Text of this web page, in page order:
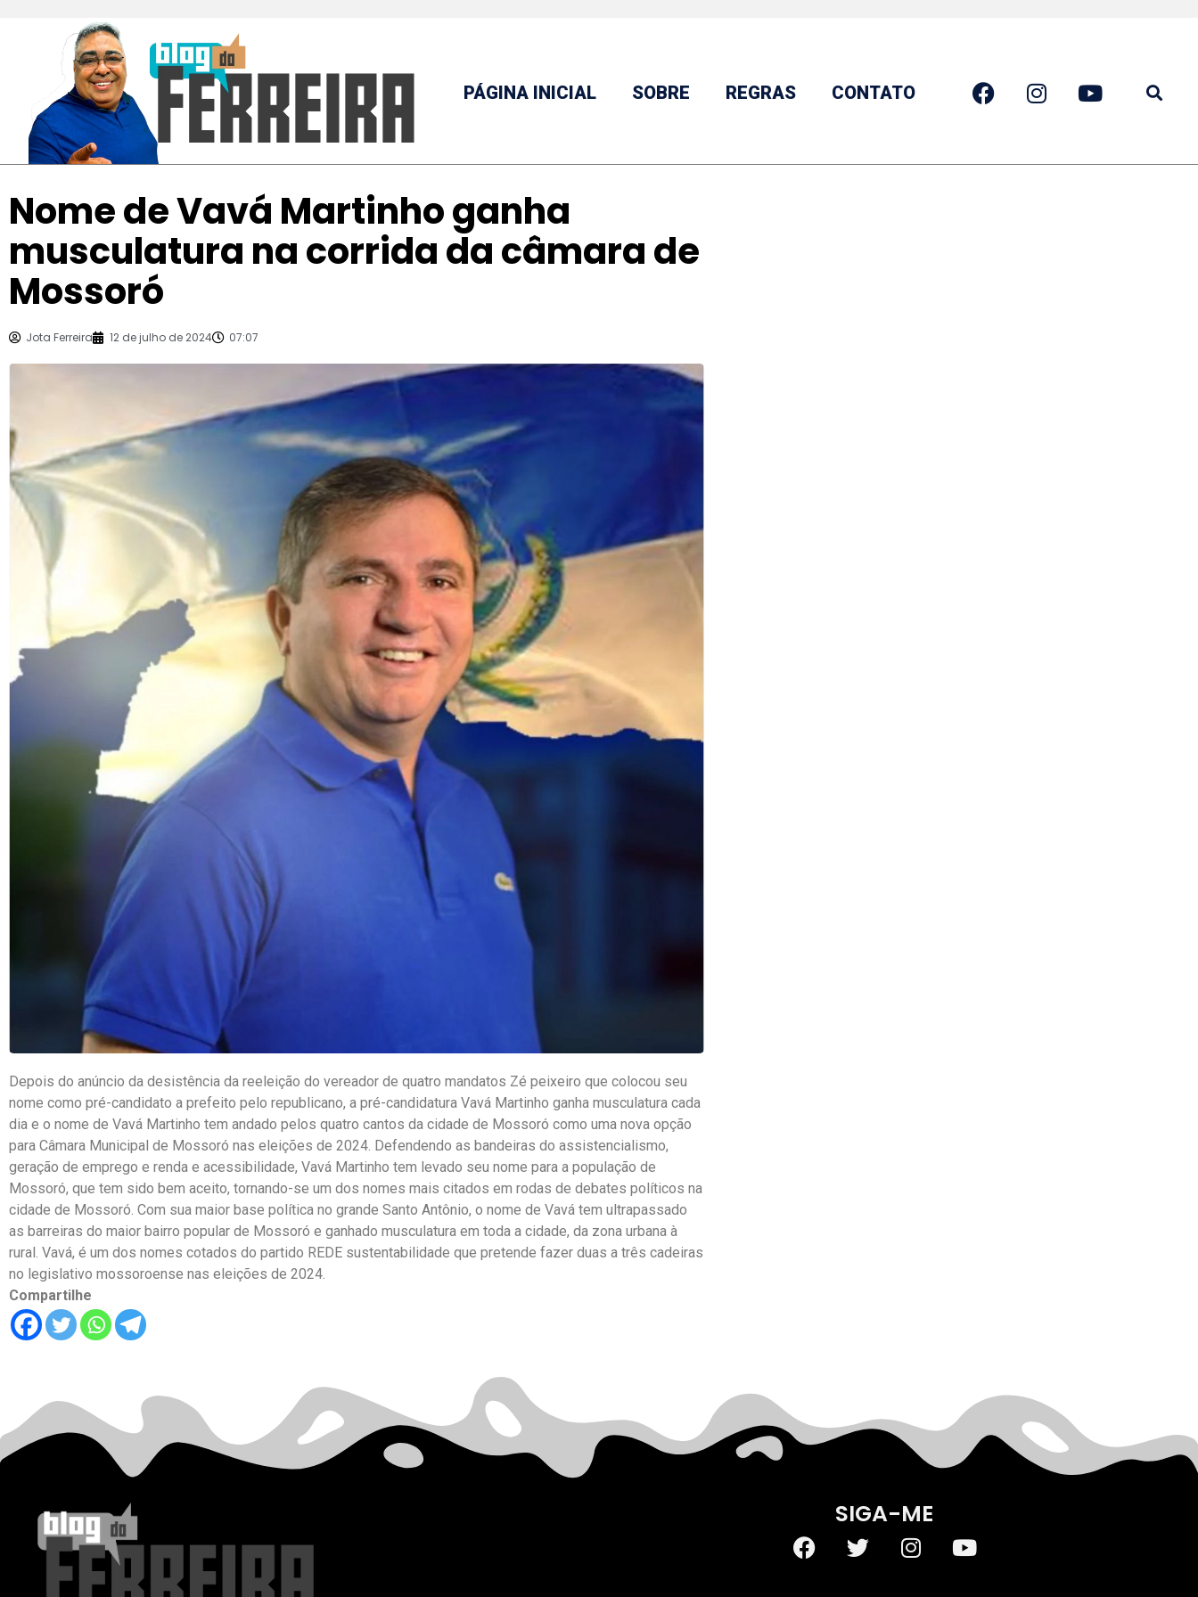
PÁGINA INICIAL SOBRE REGRAS CONTATO
Nome de Vavá Martinho ganha
musculatura na corrida da câmara de
Mossoró
Jota Ferreira 12 de julho de 2024 07:07
Depois do anúncio da desistência da reeleição do vereador de quatro mandatos Zé peixeiro que colocou seu
nome como pré-candidato a prefeito pelo republicano, a pré-candidatura Vavá Martinho ganha musculatura cada
dia e o nome de Vavá Martinho tem andado pelos quatro cantos da cidade de Mossoró como uma nova opção
para Câmara Municipal de Mossoró nas eleições de 2024. Defendendo as bandeiras do assistencialismo,
geração de emprego e renda e acessibilidade, Vavá Martinho tem levado seu nome para a população de
Mossoró, que tem sido bem aceito, tornando-se um dos nomes mais citados em rodas de debates políticos na
cidade de Mossoró. Com sua maior base política no grande Santo Antônio, o nome de Vavá tem ultrapassado
as barreiras do maior bairro popular de Mossoró e ganhado musculatura em toda a cidade, da zona urbana à
rural. Vavá, é um dos nomes cotados do partido REDE sustentabilidade que pretende fazer duas a três cadeiras
no legislativo mossoroense nas eleições de 2024.
Compartilhe
SIGA-ME